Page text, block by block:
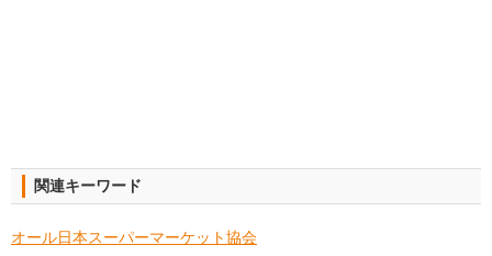
関連キーワード
オール日本スーパーマーケット協会